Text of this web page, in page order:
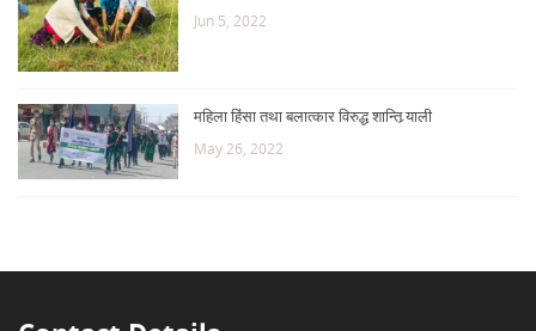
Jun 5, 2022
महिला हिंसा तथा बलात्कार विरुद्ध शान्ति र्‍याली
May 26, 2022